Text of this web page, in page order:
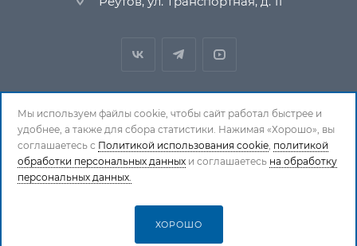
© 1994-2026 СтройСистема. Все права защищены. При
копировании материалов ссылка на страницу-
источник обязательна.
Мы используем файлы cookie, чтобы сайт работал быстрее и
удобнее, а также для сбора статистики. Нажимая «Хорошо», вы
соглашаетесь с Политикой использования cookie, политикой
обработки персональных данных и соглашаетесь на обработку
персональных данных.
ХОРОШО